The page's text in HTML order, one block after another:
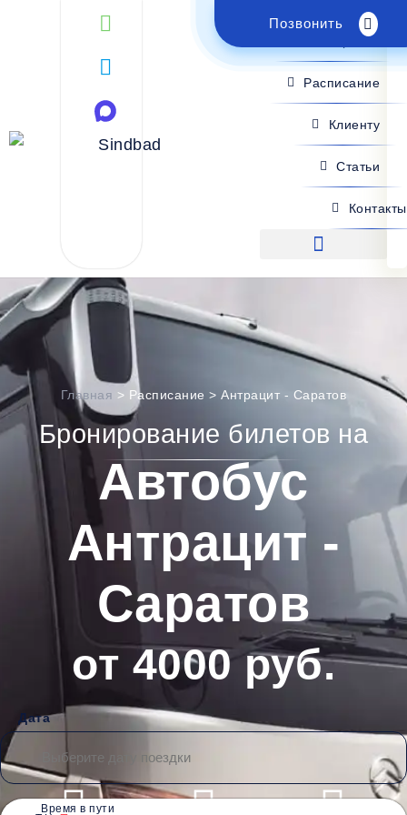
Позвонить
Поиск рейса
Расписание
Клиенту
Статьи
Контакты
Главная > Расписание >Антрацит - Саратов
Бронирование билетов на
Автобус
Антрацит -
Саратов
от 4000 руб.
Дата
Время в пути